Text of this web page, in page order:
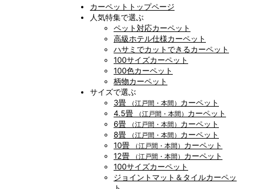
カーペットトップページ
人気特集で選ぶ
ペット対応カーペット
高級ホテル仕様カーペット
ハサミでカットできるカーペット
100サイズカーペット
100色カーペット
柄物カーペット
サイズで選ぶ
3畳
（江戸間・本間） カーペット
4.5畳
（江戸間・本間） カーペット
6畳
（江戸間・本間） カーペット
8畳
（江戸間・本間） カーペット
10畳
（江戸間・本間） カーペット
12畳
（江戸間・本間） カーペット
100サイズカーペット
ジョイントマット＆タイルカーペッ